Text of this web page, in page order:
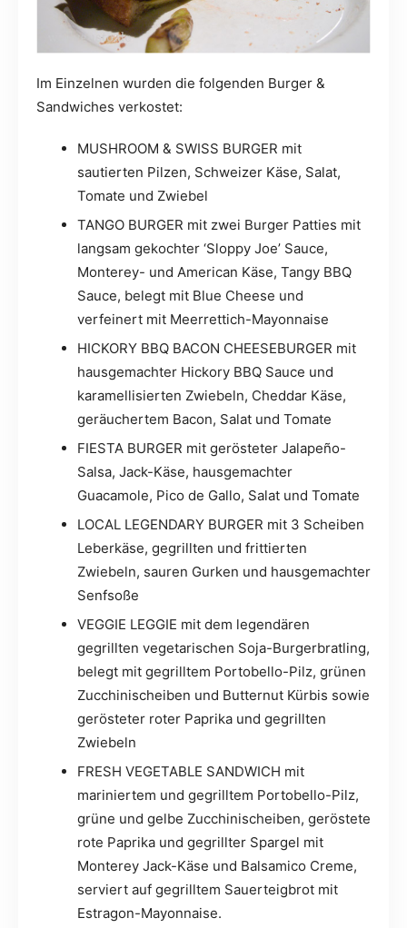
Im Einzelnen wurden die folgenden Burger &
Sandwiches verkostet:
MUSHROOM & SWISS BURGER mit
sautierten Pilzen, Schweizer Käse, Salat,
Tomate und Zwiebel
TANGO BURGER mit zwei Burger Patties mit
langsam gekochter ‘Sloppy Joe’ Sauce,
Monterey- und American Käse, Tangy BBQ
Sauce, belegt mit Blue Cheese und
verfeinert mit Meerrettich-Mayonnaise
HICKORY BBQ BACON CHEESEBURGER mit
hausgemachter Hickory BBQ Sauce und
karamellisierten Zwiebeln, Cheddar Käse,
geräuchertem Bacon, Salat und Tomate
FIESTA BURGER mit gerösteter Jalapeño-
Salsa, Jack-Käse, hausgemachter
Guacamole, Pico de Gallo, Salat und Tomate
LOCAL LEGENDARY BURGER mit 3 Scheiben
Leberkäse, gegrillten und frittierten
Zwiebeln, sauren Gurken und hausgemachter
Senfsoße
VEGGIE LEGGIE mit dem legendären
gegrillten vegetarischen Soja-Burgerbratling,
belegt mit gegrilltem Portobello-Pilz, grünen
Zucchinischeiben und Butternut Kürbis sowie
gerösteter roter Paprika und gegrillten
Zwiebeln
FRESH VEGETABLE SANDWICH mit
mariniertem und gegrilltem Portobello-Pilz,
grüne und gelbe Zucchinischeiben, geröstete
rote Paprika und gegrillter Spargel mit
Monterey Jack-Käse und Balsamico Creme,
serviert auf gegrilltem Sauerteigbrot mit
Estragon-Mayonnaise.